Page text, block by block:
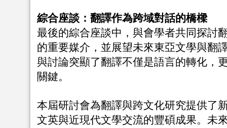
綜合座談：翻譯作為跨域對話的橋樑
最後的綜合座談中，與會學者共同探討
的重要媒介，並展望未來東亞文學與翻
與討論突顯了翻譯不僅是語言的轉化，
關鍵。
本屆研討會為翻譯與跨文化研究提供了
文英與近現代文學交流的豐碩成果。未